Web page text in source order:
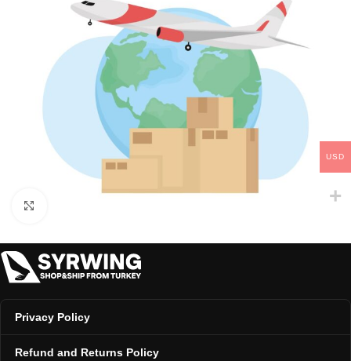
Privacy Policy
Refund and Returns Policy
USD